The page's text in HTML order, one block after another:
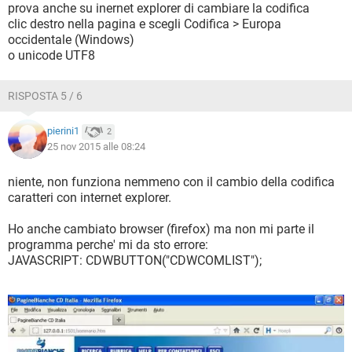
prova anche su inernet explorer di cambiare la codifica
clic destro nella pagina e scegli Codifica > Europa
occidentale (Windows)
o unicode UTF8
RISPOSTA 5 / 6
pierini1 2
25 nov 2015 alle 08:24
niente, non funziona nemmeno con il cambio della codifica
caratteri con internet explorer.
Ho anche cambiato browser (firefox) ma non mi parte il
programma perche' mi da sto errore:
JAVASCRIPT: CDWBUTTON("CDWCOMLIST");